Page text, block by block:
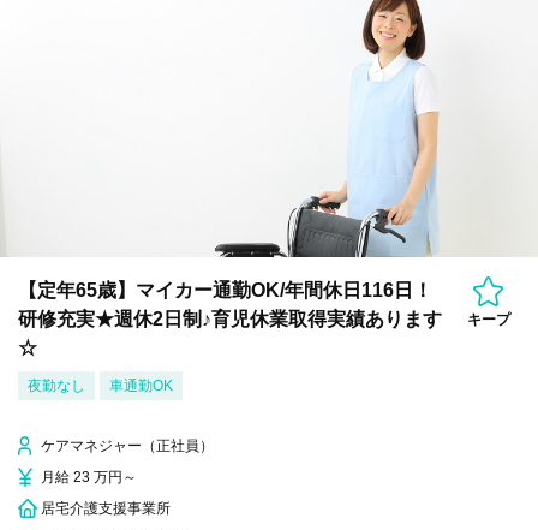
【定年65歳】マイカー通勤OK/年間休日116日！
研修充実★週休2日制♪育児休業取得実績あります
☆
キープ
夜勤なし 車通勤OK
ケアマネジャー（正社員）
月給 23 万円～
居宅介護支援事業所